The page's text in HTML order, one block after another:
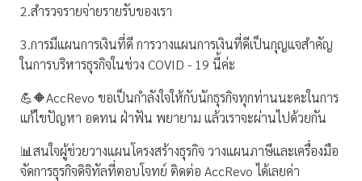
2.สำรวจรายจ่ายรายรับของเรา
3.การมีแผนการเงินที่ดี การวางแผนการเงินที่ดีเป็นกุญแจสำคัญ
ในการบริหารธุรกิจในช่วง COVID - 19 นี้ค่ะ
💪🔶AccRevo ขอเป็นกำลังใจให้กับนักธุรกิจทุกท่านนะคะในการ
แก้ไขปัญหา อดทน ฝ่าฟัน พยายาม แล้วเราจะผ่านไปด้วยกัน
📊สนใจผู้ช่วยวางแผนโครงสร้างธุรกิจ วางแผนภาษีและเครื่องมือ
จัดการธุรกิจดิจิทัลที่ตอบโจทย์ ติดต่อ AccRevo ได้เลยค่า